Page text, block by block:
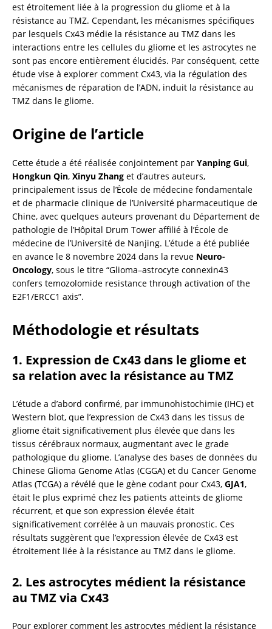
est étroitement liée à la progression du gliome et à la
résistance au TMZ. Cependant, les mécanismes spécifiques
par lesquels Cx43 médie la résistance au TMZ dans les
interactions entre les cellules du gliome et les astrocytes ne
sont pas encore entièrement élucidés. Par conséquent, cette
étude vise à explorer comment Cx43, via la régulation des
mécanismes de réparation de l’ADN, induit la résistance au
TMZ dans le gliome.
Origine de l’article
Cette étude a été réalisée conjointement par Yanping Gui
Hongkun Qin, Xinyu Zhang et d’autres auteurs,
principalement issus de l’École de médecine fondamentale
et de pharmacie clinique de l’Université pharmaceutique de
Chine, avec quelques auteurs provenant du Département de
pathologie de l’Hôpital Drum Tower affilié à l’École de
médecine de l’Université de Nanjing. L’étude a été publiée
en avance le 8 novembre 2024 dans la revue Neuro-
Oncology, sous le titre “Glioma–astrocyte connexin43
confers temozolomide resistance through activation of the
E2F1/ERCC1 axis”.
Méthodologie et résultats
1. Expression de Cx43 dans le gliome et
sa relation avec la résistance au TMZ
L’étude a d’abord confirmé, par immunohistochimie (IHC) et
Western blot, que l’expression de Cx43 dans les tissus de
gliome était significativement plus élevée que dans les
tissus cérébraux normaux, augmentant avec le grade
pathologique du gliome. L’analyse des bases de données du
Chinese Glioma Genome Atlas (CGGA) et du Cancer Genome
Atlas (TCGA) a révélé que le gène codant pour Cx43, GJA1,
était le plus exprimé chez les patients atteints de gliome
récurrent, et que son expression élevée était
significativement corrélée à un mauvais pronostic. Ces
résultats suggèrent que l’expression élevée de Cx43 est
étroitement liée à la résistance au TMZ dans le gliome.
2. Les astrocytes médient la résistance
au TMZ via Cx43
Pour explorer comment les astrocytes médient la résistance